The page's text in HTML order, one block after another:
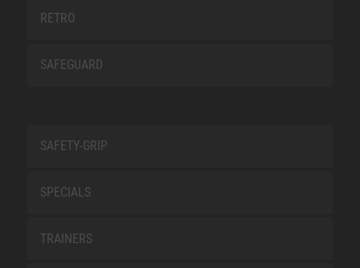
RETRO
SAFEGUARD
SAFETY-GRIP
SPECIALS
TRAINERS